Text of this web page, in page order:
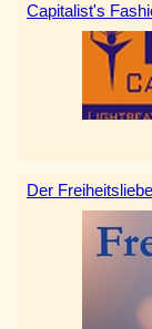
Capitalist's
Der